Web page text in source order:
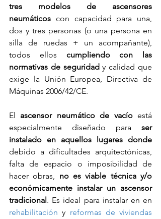
tres modelos de ascensores
neumáticos con capacidad para una,
dos y tres personas (o una persona en
silla de ruedas + un acompañante),
todos ellos cumpliendo con las
normativas de seguridad y calidad que
exige la Unión Europea, Directiva de
Máquinas 2006/42/CE.
El ascensor neumático de vacío está
especialmente diseñado para ser
instalado en aquellos lugares donde
debido a dificultades arquitectónicas,
falta de espacio o imposibilidad de
hacer obras, no es viable técnica y/o
económicamente instalar un ascensor
tradicional
rehabilitación y reformas de viviendas